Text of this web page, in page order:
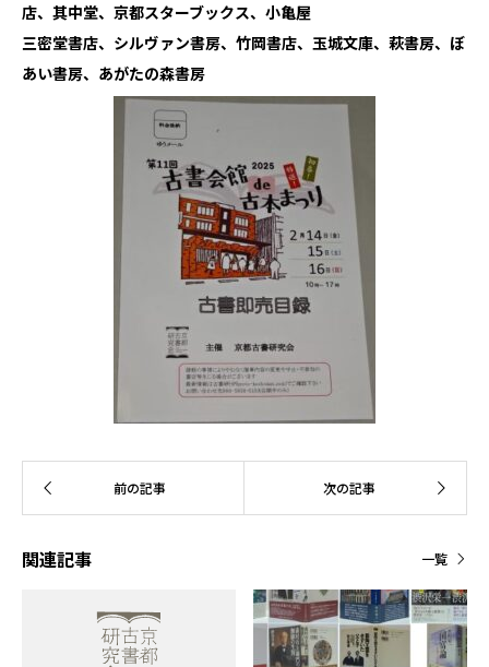
店、其中堂、京都スターブックス、小亀屋
三密堂書店、シルヴァン書房、竹岡書店、玉城文庫、萩書房、ぼ
あい書房、あがたの森書房
関連記事 一覧